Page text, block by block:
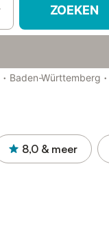
ZOEKEN
· Baden-Württemberg ·
8,0 & meer